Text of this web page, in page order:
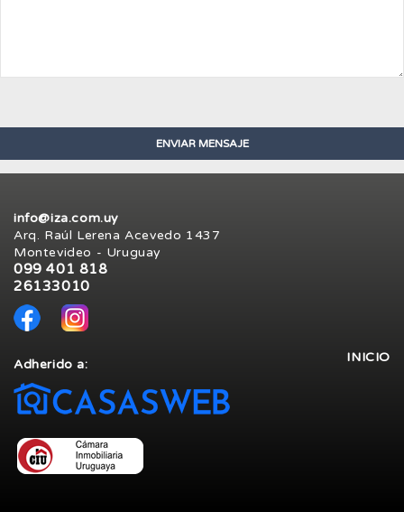
info@iza.com.uy
Arq. Raúl Lerena Acevedo 1437
Montevideo - Uruguay
099 401 818
26133010
INICIO
Adherido a: